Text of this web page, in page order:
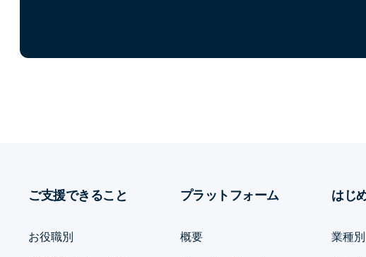
ご支援できること
お役職別
プラットフォーム
概要
はじ
業種別